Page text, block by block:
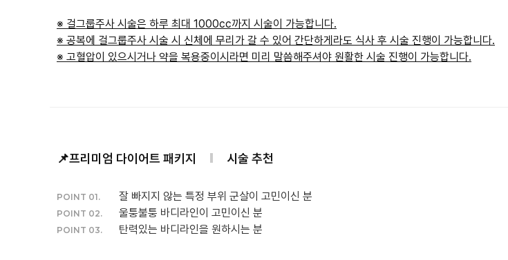
※ 걸그룹주사 시술은 하루 최대 1000cc까지 시술이 가능합니다.
※ 공복에 걸그룹주사 시술 시 신체에 무리가 갈 수 있어 간단하게라도 식사 후 시술 진행이 가능합니다.
※ 고혈압이 있으시거나 약을 복용중이시라면 미리 말씀해주셔야 원활한 시술 진행이 가능합니다.
📌프리미엄 다이어트 패키지 시술 추천
POINT 01. 잘 빠지지 않는 특정 부위 군살이 고민이신 분
POINT 02. 울퉁불퉁 바디라인이 고민이신 분
POINT 03. 탄력있는 바디라인을 원하시는 분